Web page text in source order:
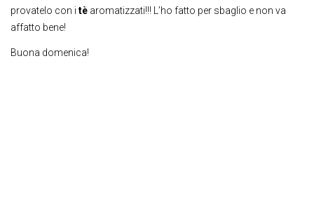
provatelo con i tè aromatizzati!!! L’ho fatto per sbaglio e non va
affatto bene!
Buona domenica!